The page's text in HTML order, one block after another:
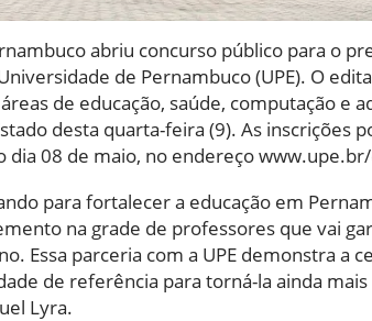
abriu concurso público para o
de Pernambuco (UPE). O
de educação, saúde, computação e
desta quarta-feira (9). As inscrições
dia 08 de maio, no endereço
para fortalecer a educação em
na grade de professores que vai
Essa parceria com a UPE demonstra a
de referência para torná-la ainda mais
Lyra.